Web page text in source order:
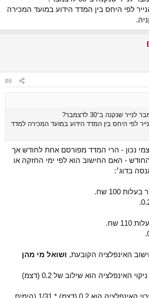
לפי היחס בין המדד הידוע במועד המכירה
#6
שנקנה ב־30 לדצמבר?
לפי היחס בין המדד הידוע במועד המכירה למדד
נכון - הרי המדד מפורסם אחת לחודש אך
- האם החישוב הוא לפי ימי החזקה או
בדוג׳:
ושואל מי מהן
1. האם החישוב לצורך ניקוי האינפלציה הוא שילוב של 0.2 (דצמ)